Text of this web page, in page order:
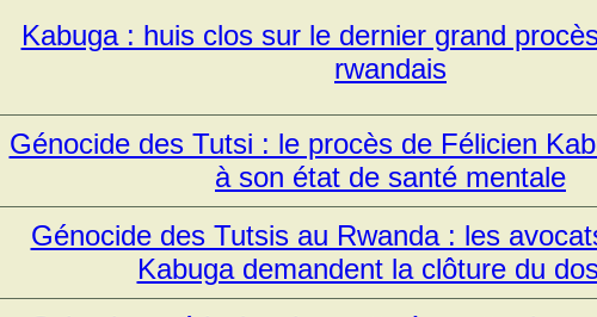
Kabuga : huis clos sur le dernier grand
rwandais
Génocide des Tutsi : le procès de Félicien
à son état de santé mentale
Génocide des Tutsis au Rwanda : les
Kabuga demandent la clôture du